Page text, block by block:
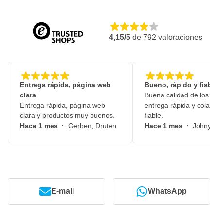
4,15/5 de 792 valoraciones
Entrega rápida, página web
clara
Entrega rápida, página web
clara y productos muy buenos.
Hace 1 mes · Gerben, Druten
Bueno, rápido y fiable
Buena calidad de los
entrega rápida y
fiable.
Hace 1 mes · Johny,
E-mail WhatsApp